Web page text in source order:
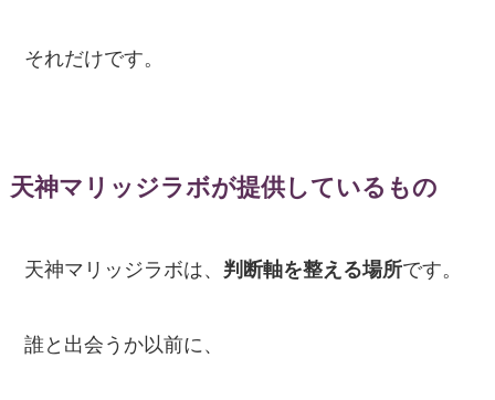
それだけです。
天神マリッジラボが提供しているもの
天神マリッジラボは、 判断軸を整える場所です。
誰と出会うか以前に、